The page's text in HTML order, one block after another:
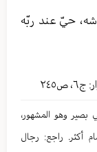
حيّ عند ربّه
ج٦، ص٢٤٥
بصیر وهو المشهور،
أكثر. راجع: رجال